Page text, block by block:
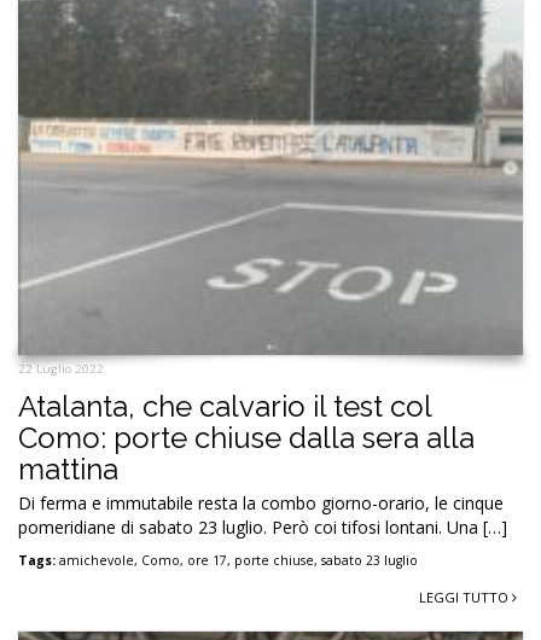
22 Luglio 2022
Atalanta, che calvario il test col
Como: porte chiuse dalla sera alla
mattina
Di ferma e immutabile resta la combo giorno-orario, le cinque
pomeridiane di sabato 23 luglio. Però coi tifosi lontani. Una […]
Tags: amichevole, Como, ore 17, porte chiuse, sabato 23 luglio
LEGGI TUTTO